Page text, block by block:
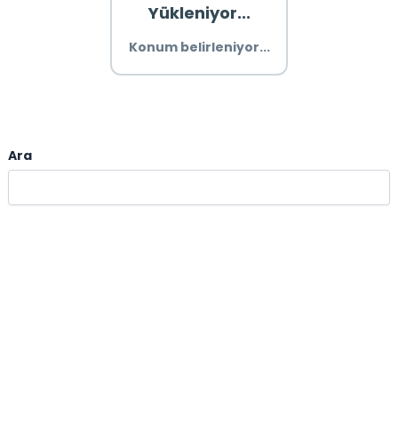
Yükleniyor...
Konum belirleniyor...
Ara